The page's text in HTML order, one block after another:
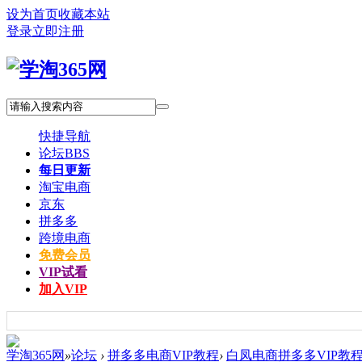
设为首页收藏本站
登录立即注册
快捷导航
论坛BBS
每日更新
淘宝电商
京东
拼多多
跨境电商
免费会员
VIP试看
加入VIP
学淘365网 »论坛 › 拼多多电商VIP教程› 白凤电商拼多多VIP教